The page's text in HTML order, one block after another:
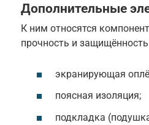
Дополнительные
К ним относятся
прочность и
экранирующая
поясная изоляция;
подкладка